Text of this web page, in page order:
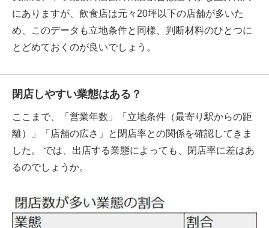
にありますが、飲食店は元々20坪以下の店舗が多いた
め、このデータも立地条件と同様、判断材料のひとつに
とどめておくのが良いでしょう。
閉店しやすい業態はある？
ここまで、「営業年数」「立地条件（最寄り駅からの距
離）」「店舗の広さ」と閉店率との関係を確認してきま
した。 では、出店する業態によっても、閉店率に差はあ
るのでしょうか。